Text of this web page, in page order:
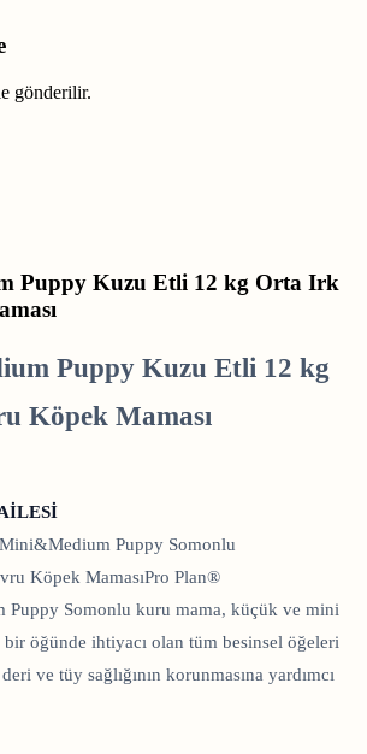
gönderilir.
Puppy Kuzu Etli 12 kg Orta Irk
Puppy Kuzu Etli 12 kg
Köpek Maması
Puppy Somonlu
Köpek MamasıPro Plan®
Somonlu kuru mama, küçük ve mini
öğünde ihtiyacı olan tüm besinsel öğeleri
ve tüy sağlığının korunmasına yardımcı